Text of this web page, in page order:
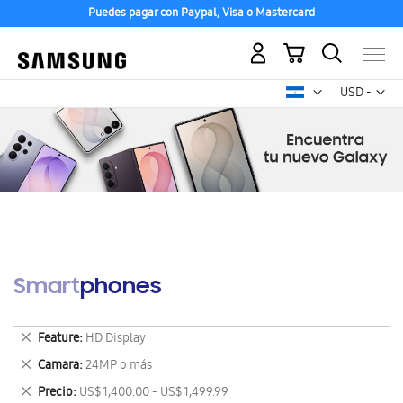
Puedes pagar con Paypal, Visa o Mastercard
USD -
dólar
Mi carrito
Smartphones
Feature HD Display
Eliminar
este
artículo
Camara 24MP o más
Eliminar
este
Precio US$ 1,400.00 - US$ 1,499.99
Eliminar